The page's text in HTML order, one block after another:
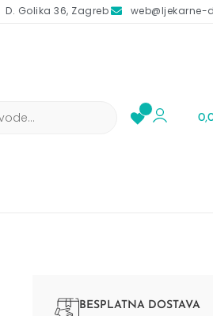
D. Golika 36, Zagreb web@ljekarne-
BESPLATNA DOSTAVA